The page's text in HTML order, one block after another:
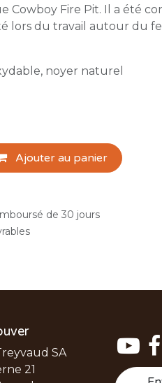
Cowboy Fire Pit. Il a été
lors du travail autour du
noyer naturel
Ajouter au panier
de 30 jours
SA
21